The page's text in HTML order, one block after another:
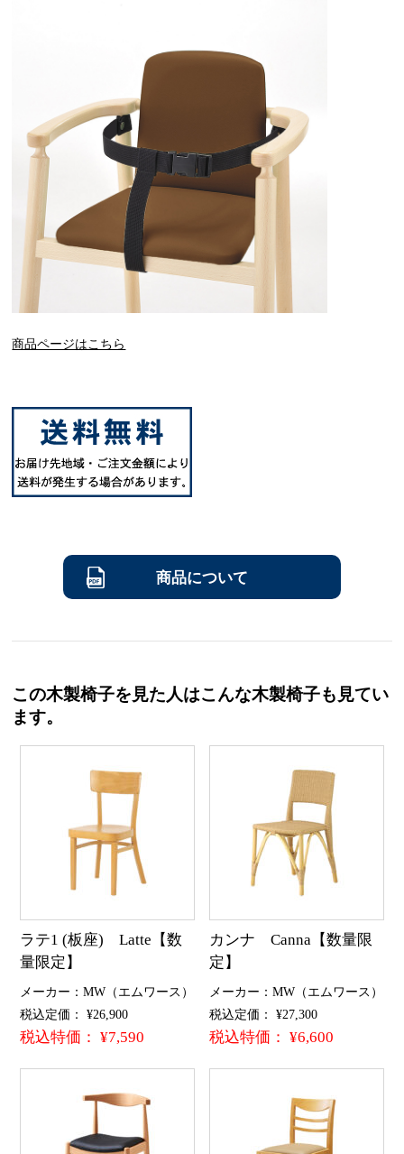
商品ページはこちら
商品について
この木製椅子を見た人はこんな木製椅子も見てい
ます。
ラテ1 (板座) Latte【数
量限定】
メーカー：MW（エムワース）
税込定価： ¥26,900
税込特価： ¥7,590
カンナ Canna【数量限
定】
メーカー：MW（エムワース）
税込定価： ¥27,300
税込特価： ¥6,600